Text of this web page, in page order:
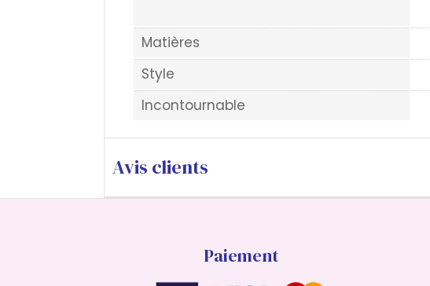
Matières
Style
Incontournable
Avis clients
Paiement